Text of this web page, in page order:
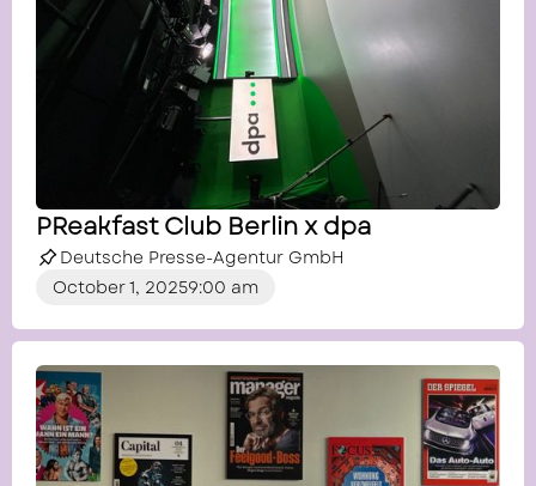
PReakfast Club Berlin x dpa
Deutsche Presse-Agentur GmbH
October 1, 20259:00 am